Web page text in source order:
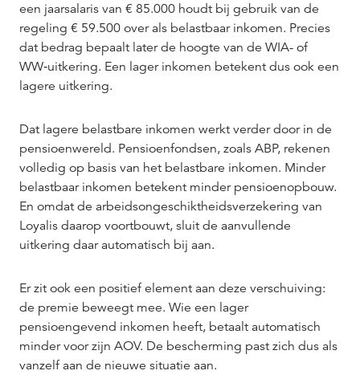
een jaarsalaris van € 85.000 houdt bij gebruik van de
regeling € 59.500 over als belastbaar inkomen. Precies
dat bedrag bepaalt later de hoogte van de WIA- of
WW‑uitkering. Een lager inkomen betekent dus ook een
lagere uitkering.
Dat lagere belastbare inkomen werkt verder door in de
pensioenwereld. Pensioenfondsen, zoals ABP, rekenen
volledig op basis van het belastbare inkomen. Minder
belastbaar inkomen betekent minder pensioenopbouw.
En omdat de arbeidsongeschiktheidsverzekering van
Loyalis daarop voortbouwt, sluit de aanvullende
uitkering daar automatisch bij aan.
Er zit ook een positief element aan deze verschuiving:
de premie beweegt mee. Wie een lager
pensioengevend inkomen heeft, betaalt automatisch
minder voor zijn AOV. De bescherming past zich dus als
vanzelf aan de nieuwe situatie aan.